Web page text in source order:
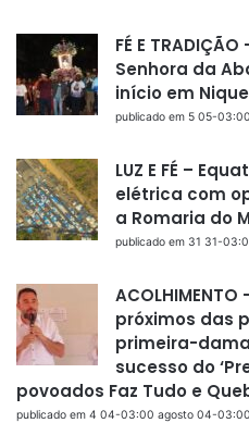
FÉ E
Senhora da
início em
publicado em 5 05-
LUZ E FÉ –
elétrica com
a Romaria do
publicado em 31 31-
próximos das
primeira-
sucesso do
povoados Faz Tudo e
publicado em 4 04-03:00 agosto 04-